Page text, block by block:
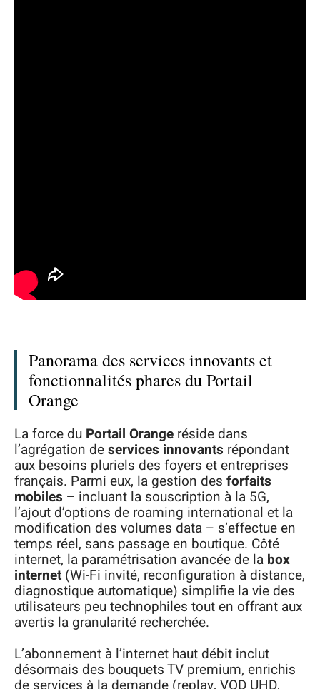
Panorama des services innovants et
fonctionnalités phares du Portail
Orange
La force du Portail Orange réside dans
l’agrégation deservices innovants répondant
aux besoins pluriels des foyers et entreprises
français. Parmi eux, la gestion des forfaits
mobiles – incluant la souscription à la 5G,
l’ajout d’options de roaming international et la
modification des volumes data – s’effectue en
temps réel, sans passage en boutique. Côté
internet, la paramétrisation avancée de la box
internet (Wi-Fi invité, reconfiguration à distance,
diagnostique automatique) simplifie la vie des
utilisateurs peu technophiles tout en offrant aux
avertis la granularité recherchée.
L’abonnement à l’internet haut débit inclut
désormais des bouquets TV premium, enrichis